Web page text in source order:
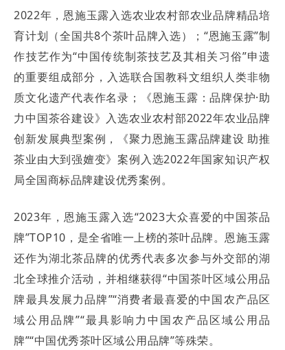
2022年，恩施玉露入选农业农村部农业品牌精品培
育计划（全国共8个茶叶品牌入选）；“恩施玉露”制
作技艺作为“中国传统制茶技艺及其相关习俗”申遗
的重要组成部分，入选联合国教科文组织人类非物
质文化遗产代表作名录；《恩施玉露：品牌保护·助
力中国茶谷建设》入选农业农村部2022年农业品牌
创新发展典型案例，《聚力恩施玉露品牌建设 助推
茶业由大到强嬗变》案例入选2022年国家知识产权
局全国商标品牌建设优秀案例。
2023年，恩施玉露入选“2023大众喜爱的中国茶品
牌”TOP10，是全省唯一上榜的茶叶品牌。恩施玉露
还作为湖北茶品牌的优秀代表多次参与外交部的湖
北全球推介活动，并相继获得“中国茶叶区域公用品
牌最具发展力品牌”“消费者最喜爱的中国农产品区
域公用品牌”“最具影响力中国农产品区域公用品
牌”“中国优秀茶叶区域公用品牌”等殊荣。